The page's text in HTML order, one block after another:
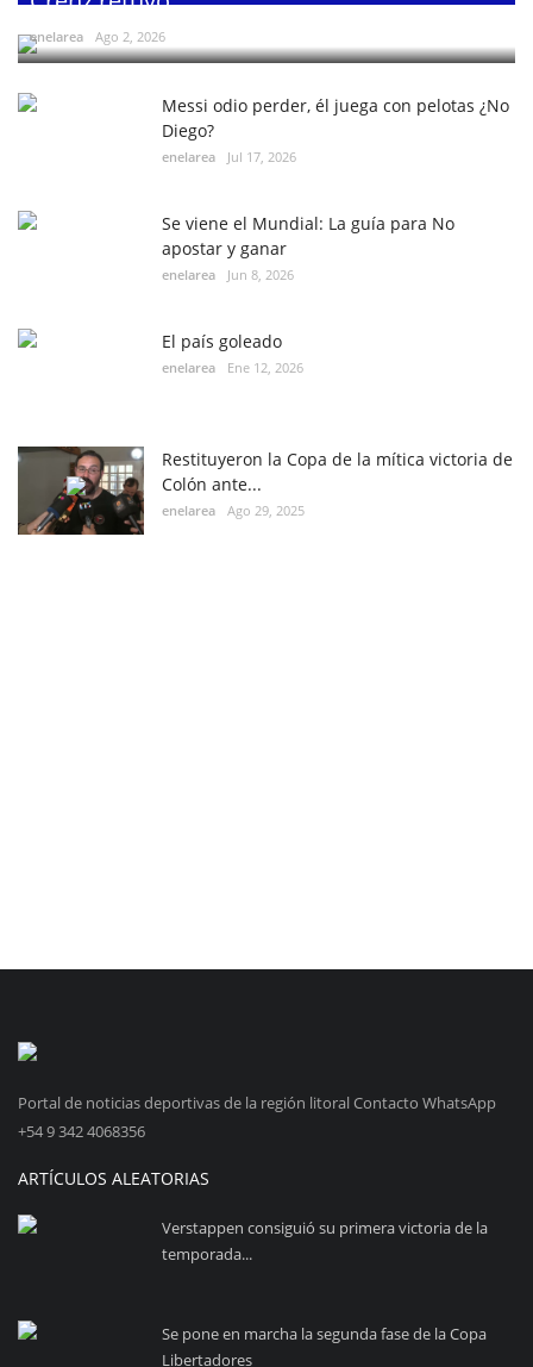
enelarea Ago 2, 2026
Messi odio perder, él juega con pelotas ¿No
Diego?
enelarea Jul 17, 2026
Se viene el Mundial: La guía para No
apostar y ganar
enelarea Jun 8, 2026
El país goleado
enelarea Ene 12, 2026
Restituyeron la Copa de la mítica victoria de
Colón ante...
enelarea Ago 29, 2025
Portal de noticias deportivas de la región litoral Contacto WhatsApp
+54 9 342 4068356
ARTÍCULOS ALEATORIAS
Verstappen consiguió su primera victoria de la
temporada...
Se pone en marcha la segunda fase de la Copa
Libertadores